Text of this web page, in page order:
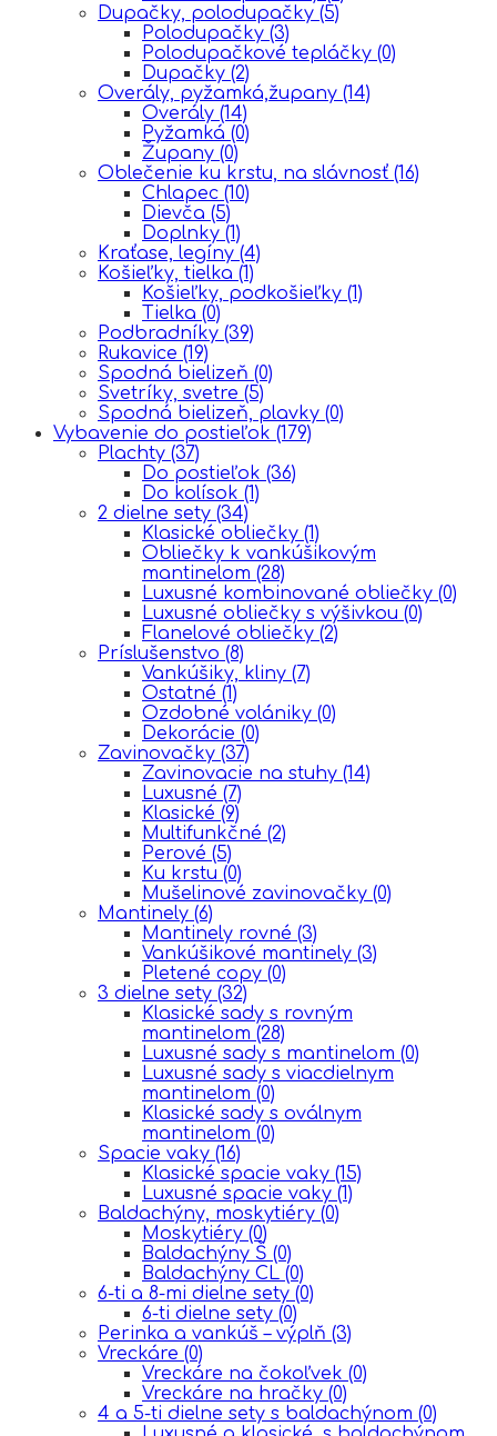
Dupačky, polodupačky (5)
Polodupačky (3)
Polodupačkové tepláčky (0)
Dupačky (2)
Overály, pyžamká,župany (14)
Overály (14)
Pyžamká (0)
Župany (0)
Oblečenie ku krstu, na slávnosť (16)
Chlapec (10)
Dievča (5)
Doplnky (1)
Kraťase, legíny (4)
Košieľky, tielka (1)
Košieľky, podkošieľky (1)
Tielka (0)
Podbradníky (39)
Rukavice (19)
Spodná bielizeň (0)
Svetríky, svetre (5)
Spodná bielizeň, plavky (0)
Vybavenie do postieľok (179)
Plachty (37)
Do postieľok (36)
Do kolísok (1)
2 dielne sety (34)
Klasické obliečky (1)
Obliečky k vankúšikovým
mantinelom (28)
Luxusné kombinované obliečky (0)
Luxusné obliečky s výšivkou (0)
Flanelové obliečky (2)
Príslušenstvo (8)
Vankúšiky, kliny (7)
Ostatné (1)
Ozdobné volániky (0)
Dekorácie (0)
Zavinovačky (37)
Zavinovacie na stuhy (14)
Luxusné (7)
Klasické (9)
Multifunkčné (2)
Perové (5)
Ku krstu (0)
Mušelinové zavinovačky (0)
Mantinely (6)
Mantinely rovné (3)
Vankúšikové mantinely (3)
Pletené copy (0)
3 dielne sety (32)
Klasické sady s rovným
mantinelom (28)
Luxusné sady s mantinelom (0)
Luxusné sady s viacdielnym
mantinelom (0)
Klasické sady s oválnym
mantinelom (0)
Spacie vaky (16)
Klasické spacie vaky (15)
Luxusné spacie vaky (1)
Baldachýny, moskytiéry (0)
Moskytiéry (0)
Baldachýny Š (0)
Baldachýny CL (0)
6-ti a 8-mi dielne sety (0)
6-ti dielne sety (0)
Perinka a vankúš – výplň (3)
Vreckáre (0)
Vreckáre na čokoľvek (0)
Vreckáre na hračky (0)
4 a 5-ti dielne sety s baldachýnom (0)